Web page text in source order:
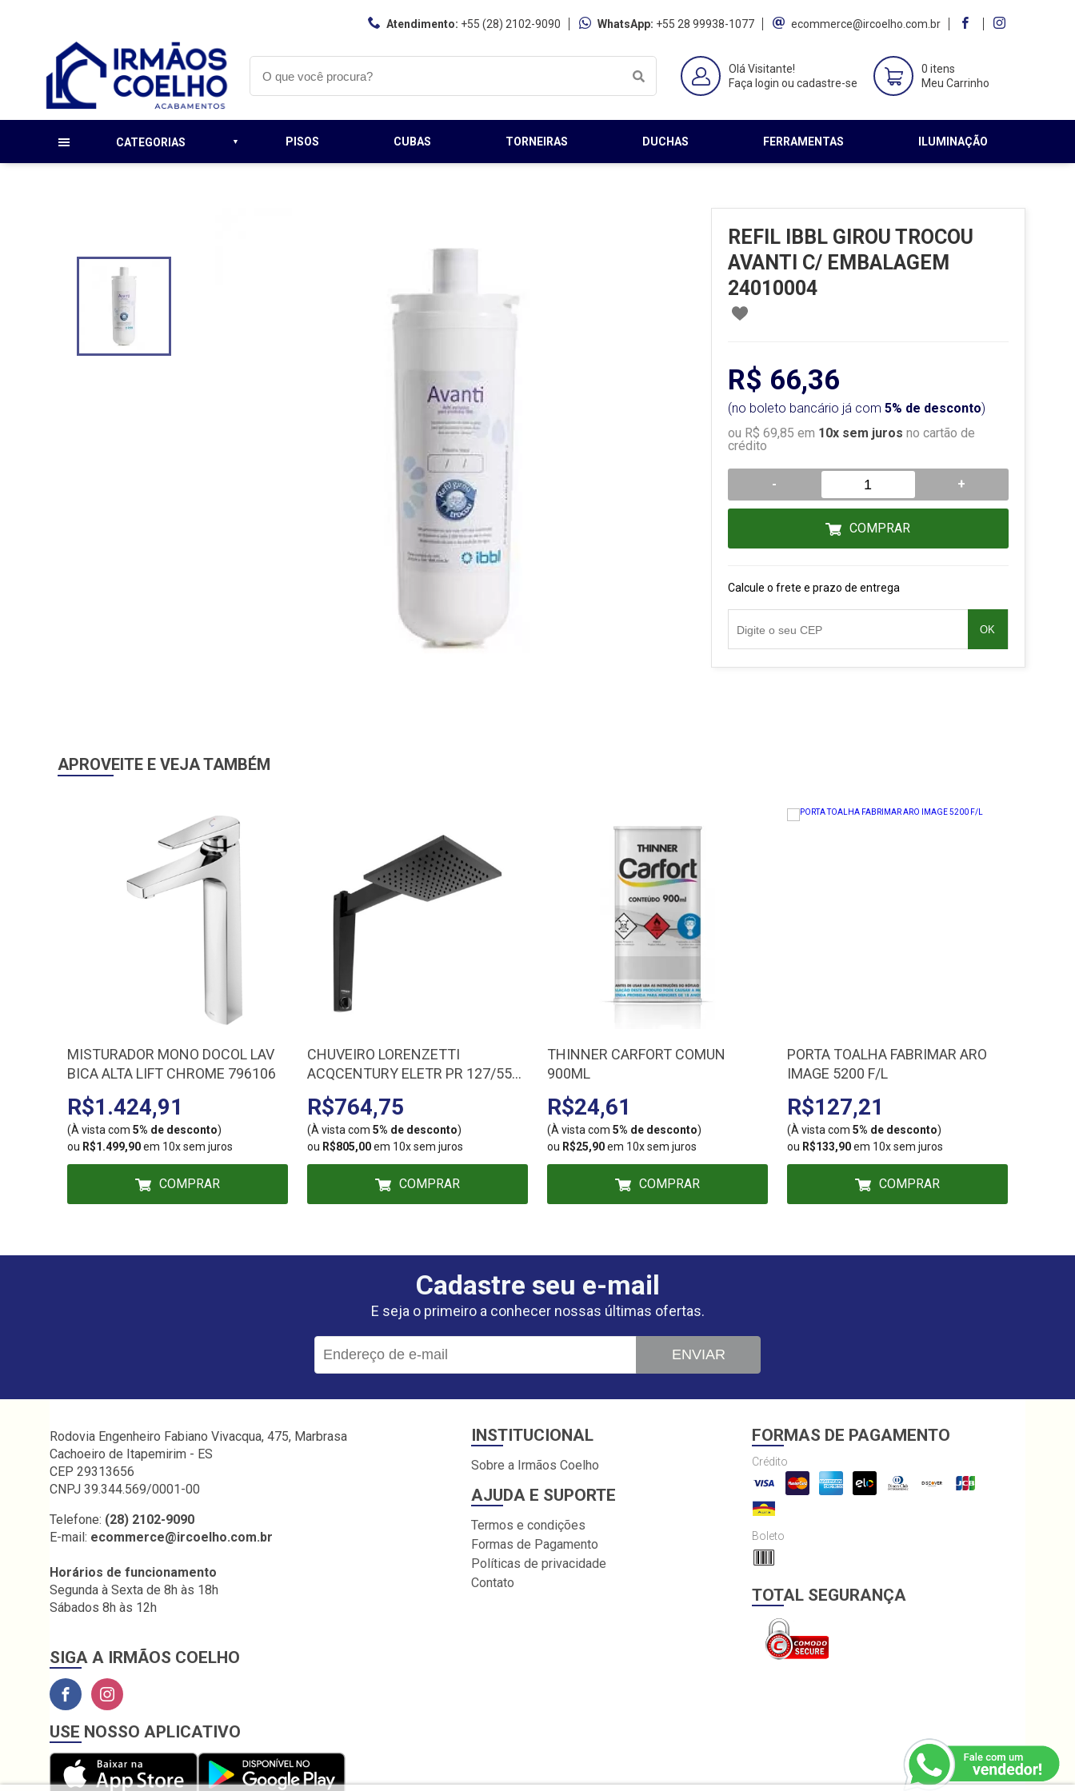
Atendimento: +55 (28) 2102-9090 WhatsApp: +55 28 99938-1077 ecommerce@ircoelho.com.br
Olá Visitante!
Faça login ou cadastre-se
0 itens
Meu Carrinho
CATEGORIAS PISOS CUBAS TORNEIRAS DUCHAS FERRAMENTAS ILUMINAÇÃO
REFIL IBBL GIROU TROCOU
AVANTI C/ EMBALAGEM
24010004
R$ 66,36
(no boleto bancário já com 5% de desconto)
ou R$ 69,85 em 10x sem juros no cartão de
crédito
- +
COMPRAR
Calcule o frete e prazo de entrega
OK
APROVEITE E VEJA TAMBÉM
MISTURADOR MONO DOCOL LAV
BICA ALTA LIFT CHROME 796106
R$1.424,91
(À vista com 5% de desconto)
ou R$1.499,90em 10x sem juros
COMPRAR
CHUVEIRO LORENZETTI
ACQCENTURY ELETR PR 127/5500
7510602
R$764,75
(À vista com 5% de desconto)
ou R$805,00em 10x sem juros
COMPRAR
THINNER CARFORT COMUN
900ML
R$24,61
(À vista com 5% de desconto)
ou R$25,90em 10x sem juros
COMPRAR
PORTA TOALHA FABRIMAR ARO
IMAGE 5200 F/L
R$127,21
(À vista com 5% de desconto)
ou R$133,90em 10x sem juros
COMPRAR
Cadastre seu e-mail
E seja o primeiro a conhecer nossas últimas ofertas.
ENVIAR
Rodovia Engenheiro Fabiano Vivacqua, 475, Marbrasa
Cachoeiro de Itapemirim - ES
CEP 29313656
CNPJ 39.344.569/0001-00
Telefone: (28) 2102-9090
E-mail: ecommerce@ircoelho.com.br
Horários de funcionamento
Segunda à Sexta de 8h às 18h
Sábados 8h às 12h
SIGA A IRMÃOS COELHO
INSTITUCIONAL
Sobre a Irmãos Coelho
AJUDA E SUPORTE
Termos e condições
Formas de Pagamento
Políticas de privacidade
Contato
FORMAS DE PAGAMENTO
Crédito
Boleto
TOTAL SEGURANÇA
USE NOSSO APLICATIVO